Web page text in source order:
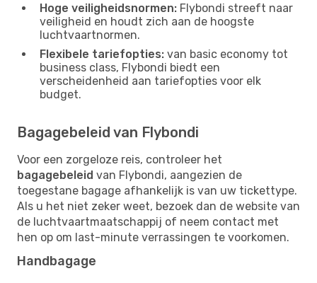
Hoge veiligheidsnormen: Flybondi streeft naar
veiligheid en houdt zich aan de hoogste
luchtvaartnormen.
Flexibele tariefopties: van basic economy tot
business class, Flybondi biedt een
verscheidenheid aan tariefopties voor elk
budget.
Bagagebeleid van Flybondi
Voor een zorgeloze reis, controleer het
bagagebeleid van Flybondi, aangezien de
toegestane bagage afhankelijk is van uw tickettype.
Als u het niet zeker weet, bezoek dan de website van
de luchtvaartmaatschappij of neem contact met
hen op om last-minute verrassingen te voorkomen.
Handbagage